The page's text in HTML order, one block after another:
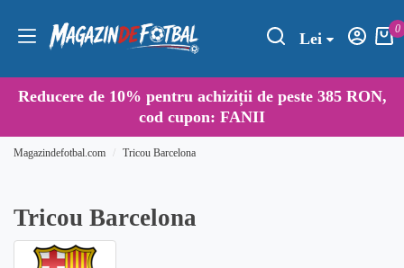
Lei
0
Reducere de 10% pentru achiziții de peste 385 RON,
cod cupon: FANII
Magazindefotbal.com Tricou Barcelona
Tricou Barcelona